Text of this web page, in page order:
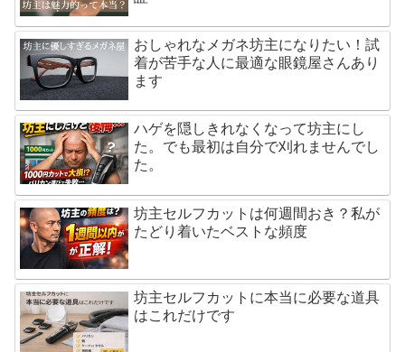
おしゃれなメガネ坊主になりたい！試
着が苦手な人に最適な眼鏡屋さんあり
ます
ハゲを隠しきれなくなって坊主にし
た。でも最初は自分で刈れませんでし
た。
坊主セルフカットは何週間おき？私が
たどり着いたベストな頻度
坊主セルフカットに本当に必要な道具
はこれだけです